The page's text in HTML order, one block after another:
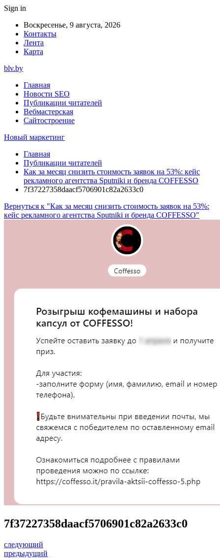
Sign in
Воскресенье, 9 августа, 2026
Контакты
Лента
Карта
blv.by
Главная
Новости SEO
Публикации читателей
Вебмастерская
Сайтостроение
Новый маркетинг
Главная
Публикации читателей
Как за месяц снизить стоимость заявок на 53%: кейс
рекламного агентства Sputniki и бренда COFFESSO
7f37227358daacf5706901c82a2633c0
Вернуться к "Как за месяц снизить стоимость заявок на 53%:
кейс рекламного агентства Sputniki и бренда COFFESSO"
7f37227358daacf5706901c82a2633c0
следующий
предыдущий